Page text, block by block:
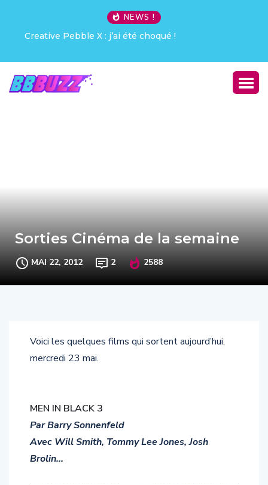
NEWS !
Creative Pebble X : j’ai été choqué !
Sorties Cinéma de la semaine
mercredi 23 mai.
Par Barry Sonnenfeld
Avec Will Smith, Tommy Lee Jones, Josh
Brolin…